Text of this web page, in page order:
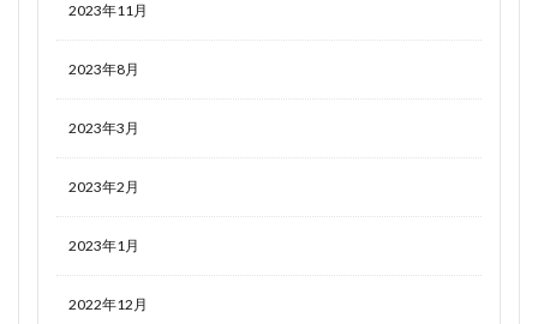
2023年11月
2023年8月
2023年3月
2023年2月
2023年1月
2022年12月